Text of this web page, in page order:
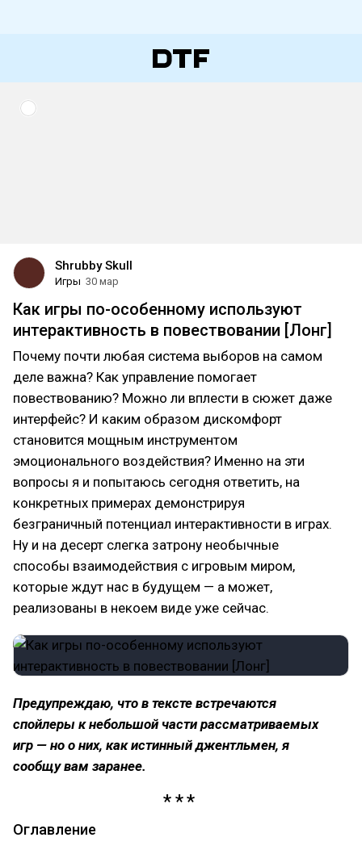
Shrubby Skull
Игры 30 мар
Как игры по-особенному используют
интерактивность в повествовании [Лонг]
Почему почти любая система выборов на самом
деле важна? Как управление помогает
повествованию? Можно ли вплести в сюжет даже
интерфейс? И каким образом дискомфорт
становится мощным инструментом
эмоционального воздействия? Именно на эти
вопросы я и попытаюсь сегодня ответить, на
конкретных примерах демонстрируя
безграничный потенциал интерактивности в играх.
Ну и на десерт слегка затрону необычные
способы взаимодействия с игровым миром,
которые ждут нас в будущем — а может,
реализованы в некоем виде уже сейчас.
Предупреждаю, что в тексте встречаются
спойлеры к небольшой части рассматриваемых
игр — но о них, как истинный джентльмен, я
сообщу вам заранее.
Оглавление